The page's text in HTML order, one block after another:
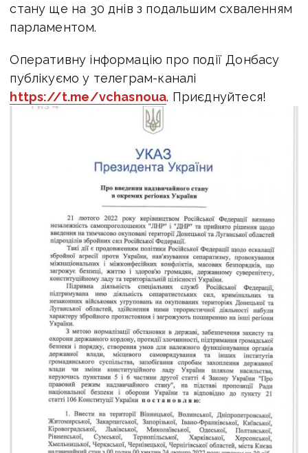
стану ще на 30 днів з подальшим схваленням
парламентом.
Оперативну інформацію про події Донбасу
публікуємо у телеграм-каналі
https://t.me/vchasnoua. Приєднуйтеся!